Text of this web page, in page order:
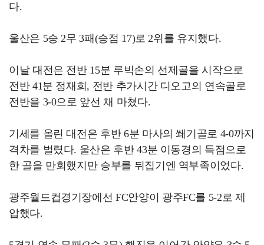
다.
울산은 5승 2무 3패(승점 17)로 2위를 유지했다.
이날 대전은 전반 15분 루빅손의 선제골을 시작으로
전반 41분 정재희, 전반 추가시간 디오고의 연속골로
전반을 3-0으로 앞선 채 마쳤다.
기세를 올린 대전은 후반 6분 마사의 쐐기골로 4-0까지
격차를 벌렸다. 울산은 후반 43분 이동경의 득점으로
한 골을 만회했지만 승부를 뒤집기엔 역부족이었다.
광주월드컵경기장에선 FC안양이 광주FC를 5-2로 제
압했다.